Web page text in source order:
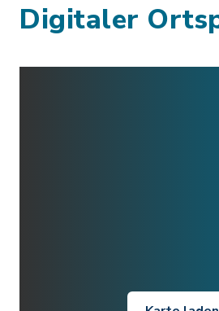
Digitaler